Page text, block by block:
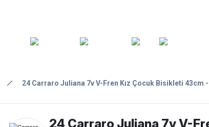
AKSESUARLAR ASKI/TAŞIMA TAMİR/BAKIM GİYİM
24 Carraro Juliana 7v V-Fren Kız Çocuk Bisikleti 43cm
24 Carraro Juliana 7v V-